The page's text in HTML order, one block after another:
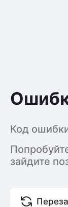
Код
зайдите